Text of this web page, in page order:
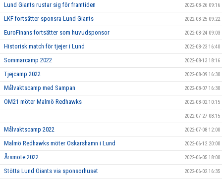
Lund Giants rustar sig för framtiden 2022-08-26 09:16
LKF fortsätter sponsra Lund Giants 2022-08-25 09:22
EuroFinans fortsätter som huvudsponsor 2022-08-24 09:03
Historisk match för tjejer i Lund 2022-08-23 16:40
Sommarcamp 2022 2022-08-13 18:16
Tjejcamp 2022 2022-08-09 16:30
Målvaktscamp med Sampan 2022-08-07 16:30
OM21 möter Malmö Redhawks 2022-08-02 10:15
2022-07-27 08:15
Målvaktscamp 2022 2022-07-08 12:00
Malmö Redhawks möter Oskarshamn i Lund 2022-06-12 20:00
Årsmöte 2022 2022-06-05 18:00
Stötta Lund Giants via sponsorhuset 2022-06-02 16:35